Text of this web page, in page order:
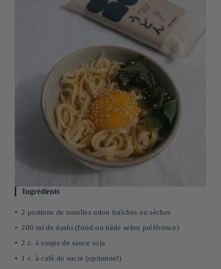
Ingrédients
2 portions de nouilles udon fraîches ou sèches
200 ml de dashi (froid ou tiède selon préférence)
2 c. à soupe de sauce soja
1 c. à café de sucre (optionnel)